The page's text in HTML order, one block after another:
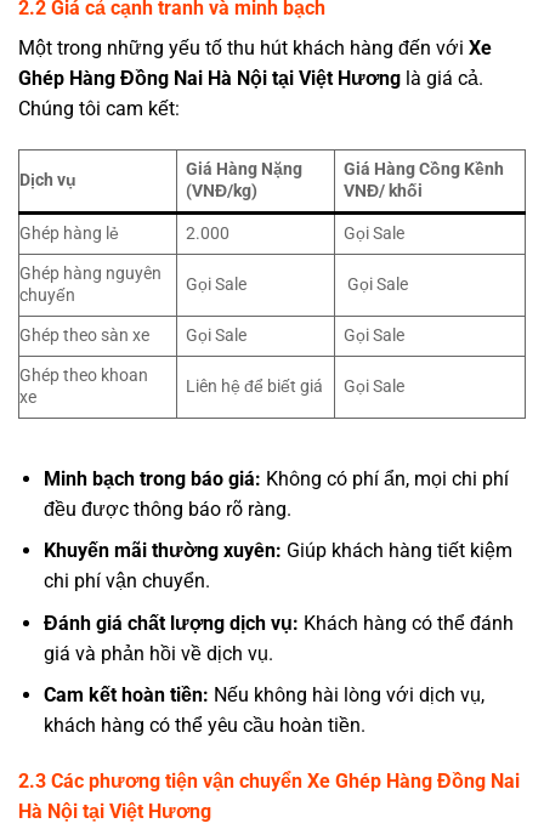
2.2 Giá cả cạnh tranh và minh bạch
Một trong những yếu tố thu hút khách hàng đến với Xe
Ghép Hàng Đồng Nai Hà Nội tại Việt Hương là giá cả.
Chúng tôi cam kết:
Dịch vụ
Giá Hàng Nặng
(VNĐ/kg)
Giá Hàng Cồng Kềnh
VNĐ/ khối
Ghép hàng lẻ 2.000
Gọi Sale
Ghép hàng nguyên
chuyến
Gọi Sale Gọi Sale
Ghép theo sàn xe Gọi Sale
Gọi Sale
Ghép theo khoan
xe
Liên hệ để biết giá Gọi Sale
Minh bạch trong báo giá: Không có phí ẩn, mọi chi phí
đều được thông báo rõ ràng.
Khuyến mãi thường xuyên: Giúp khách hàng tiết kiệm
chi phí vận chuyển.
Đánh giá chất lượng dịch vụ: Khách hàng có thể đánh
giá và phản hồi về dịch vụ.
Cam kết hoàn tiền: Nếu không hài lòng với dịch vụ,
khách hàng có thể yêu cầu hoàn tiền.
2.3 Các phương tiện vận chuyển Xe Ghép Hàng Đồng Nai
Hà Nội tại Việt Hương